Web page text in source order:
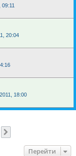
09:11
20:04
18:00
Перейти